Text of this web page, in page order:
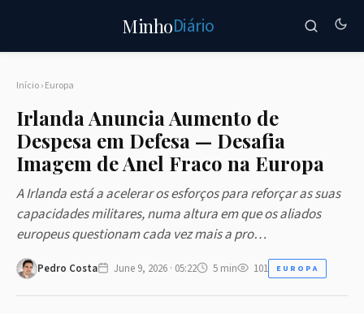
MinhoDiário
Início›Europa
Irlanda Anuncia Aumento de
Despesa em Defesa — Desafia
Imagem de Anel Fraco na Europa
A Irlanda está a acelerar os esforços para reforçar as suas
capacidades militares, numa altura em que os aliados
europeus questionam cada vez mais a pro…
Pedro Costa June 9, 2026 · 05:22 5 min 101 EUROPA